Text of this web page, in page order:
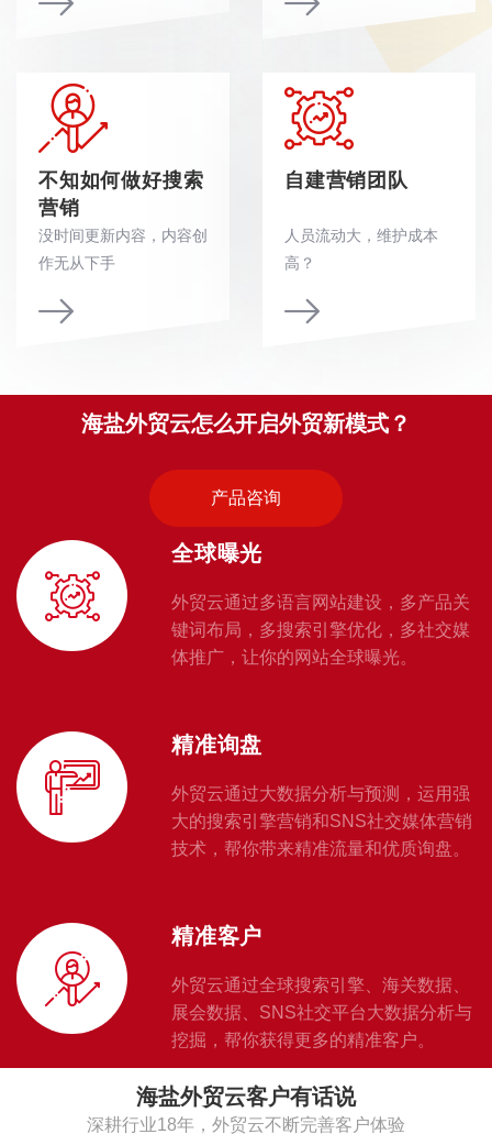
不知如何做好搜索
营销
没时间更新内容，内容创
作无从下手
自建营销团队
人员流动大，维护成本
高？
海盐外贸云怎么开启外贸新模式？
产品咨询
全球曝光
外贸云通过多语言网站建设，多产品关
键词布局，多搜索引擎优化，多社交媒
体推广，让你的网站全球曝光。
精准询盘
外贸云通过大数据分析与预测，运用强
大的搜索引擎营销和SNS社交媒体营销
技术，帮你带来精准流量和优质询盘。
精准客户
外贸云通过全球搜索引擎、海关数据、
展会数据、SNS社交平台大数据分析与
挖掘，帮你获得更多的精准客户。
海盐外贸云客户有话说
深耕行业18年，外贸云不断完善客户体验